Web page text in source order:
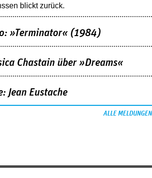
blickt zurück.
»Terminator« (1984)
Chastain über »Dreams«
Jean Eustache
ALLE MELDUNGEN